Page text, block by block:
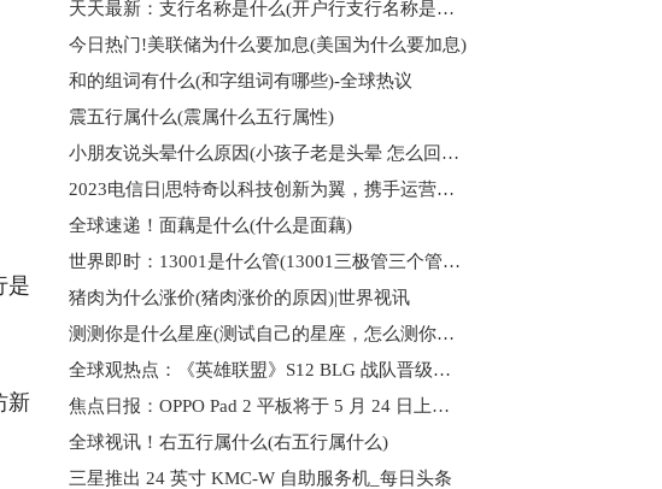
是
新
天天最新：支行名称是什么(开户行支行名称是什么意思)
今日热门!美联储为什么要加息(美国为什么要加息)
和的组词有什么(和字组词有哪些)-全球热议
震五行属什么(震属什么五行属性)
小朋友说头晕什么原因(小孩子老是头晕 怎么回事)-世界视点
2023电信日|思特奇以科技创新为翼，携手运营商数字生态共飞腾
全球速递！面藕是什么(什么是面藕)
世界即时：13001是什么管(13001三极管三个管脚位置是怎样分的)
猪肉为什么涨价(猪肉涨价的原因)|世界视讯
测测你是什么星座(测试自己的星座，怎么测你是什么星座？)
全球观热点：《英雄联盟》S12 BLG 战队晋级，冠军 DRX 皮肤揭晓
焦点日报：OPPO Pad 2 平板将于 5 月 24 日上新 8GB+128GB
全球视讯！右五行属什么(右五行属什么)
三星推出 24 英寸 KMC-W 自助服务机_每日头条